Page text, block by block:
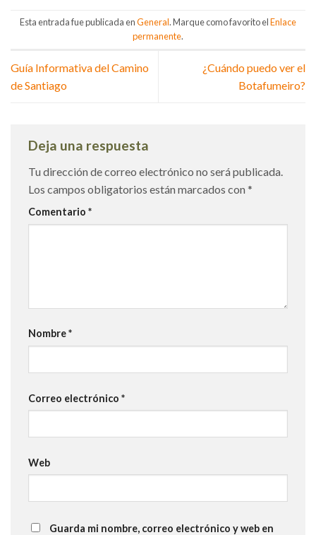
Esta entrada fue publicada enGeneral. Marque como favorito elEnlace
permanente.
Guía Informativa del Camino
de Santiago
¿Cuándo puedo ver el
Botafumeiro?
Deja una respuesta
Tu dirección de correo electrónico no será publicada.
Los campos obligatorios están marcados con *
Comentario *
Nombre*
Correo electrónico *
Web
Guarda mi nombre, correo electrónico y web en